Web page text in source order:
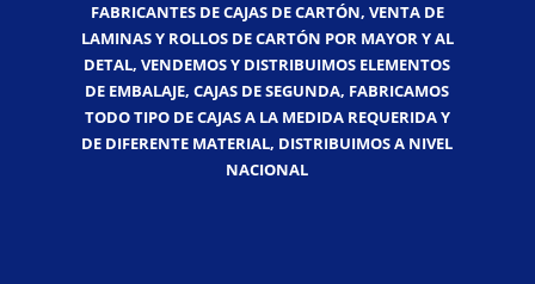
FABRICANTES DE CAJAS DE CARTÓN, VENTA DE
LAMINAS Y ROLLOS DE CARTÓN POR MAYOR Y AL
DETAL, VENDEMOS Y DISTRIBUIMOS ELEMENTOS
DE EMBALAJE, CAJAS DE SEGUNDA, FABRICAMOS
TODO TIPO DE CAJAS A LA MEDIDA REQUERIDA Y
DE DIFERENTE MATERIAL, DISTRIBUIMOS A NIVEL
NACIONAL